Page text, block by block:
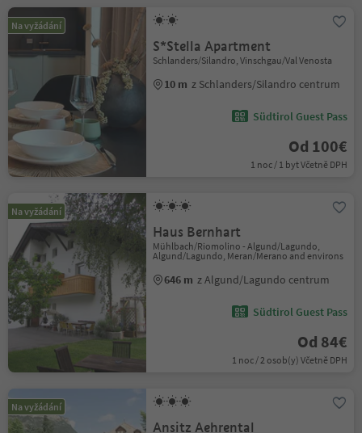
Na vyžádání
S*Stella Apartment
Schlanders/Silandro, Vinschgau/Val Venosta
10 m z Schlanders/Silandro centrum
Südtirol Guest Pass
Od 100€
1 noc / 1 byt Včetně DPH
Na vyžádání
Haus Bernhart
Mühlbach/Riomolino - Algund/Lagundo,
Algund/Lagundo, Meran/Merano and environs
646 m z Algund/Lagundo centrum
Südtirol Guest Pass
Od 84€
1 noc / 2 osob(y) Včetně DPH
Na vyžádání
Ansitz Aehrental